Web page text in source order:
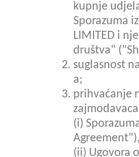
kupnje
Sporazuma
LIMITED i
društva"
suglasnost
a;
prihvaćanje
(i)
(ii) Ugovora